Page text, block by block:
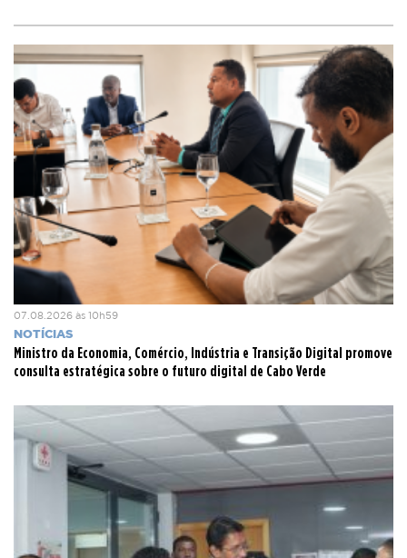
07.08.2026 às 10h59
NOTÍCIAS
Ministro da Economia, Comércio, Indústria e Transição Digital promove
consulta estratégica sobre o futuro digital de Cabo Verde